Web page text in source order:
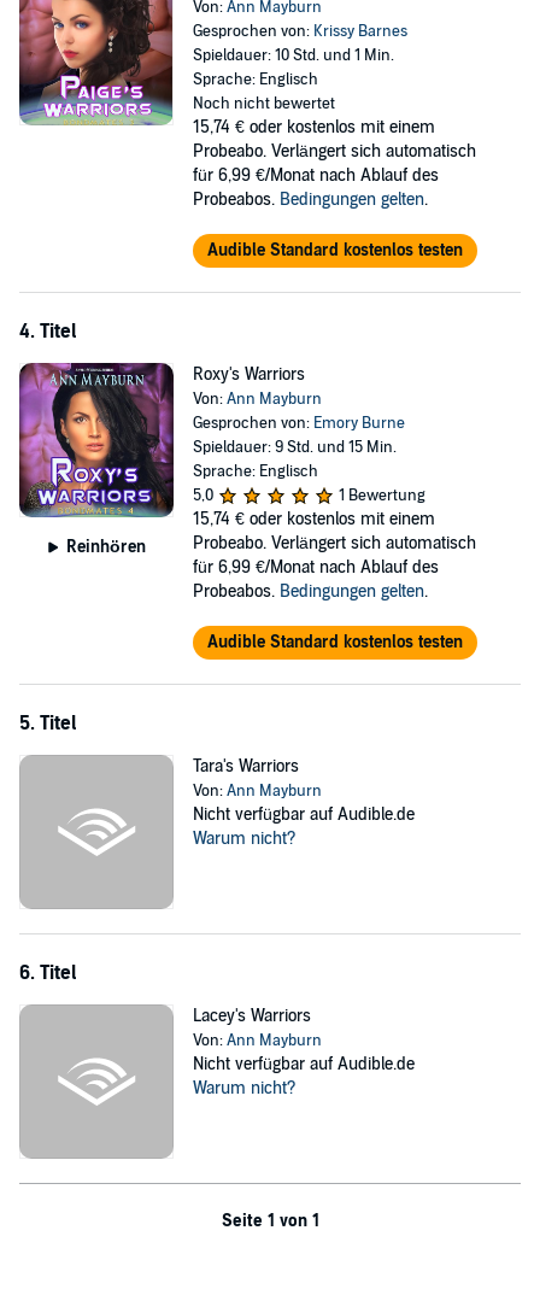
Von:Ann Mayburn
Gesprochen von: Krissy Barnes
Spieldauer: 10 Std. und 1 Min.
Sprache: Englisch
Noch nicht bewertet
15,74 € oder kostenlos mit einem
Probeabo. Verlängert sich automatisch
für 6,99 €/Monat nach Ablauf des
Probeabos. Bedingungen gelten.
Audible Standard kostenlos testen
4. Titel
Reinhören
Roxy's Warriors
Von:Ann Mayburn
Gesprochen von: Emory Burne
Spieldauer: 9 Std. und 15 Min.
Sprache: Englisch
5,0
1 Bewertung
15,74 € oder kostenlos mit einem
Probeabo. Verlängert sich automatisch
für 6,99 €/Monat nach Ablauf des
Probeabos. Bedingungen gelten.
Audible Standard kostenlos testen
5. Titel
Tara's Warriors
Von:Ann Mayburn
Nicht verfügbar auf Audible.de
Warum nicht?
6. Titel
Lacey's Warriors
Von:Ann Mayburn
Nicht verfügbar auf Audible.de
Warum nicht?
Seite 1 von 1